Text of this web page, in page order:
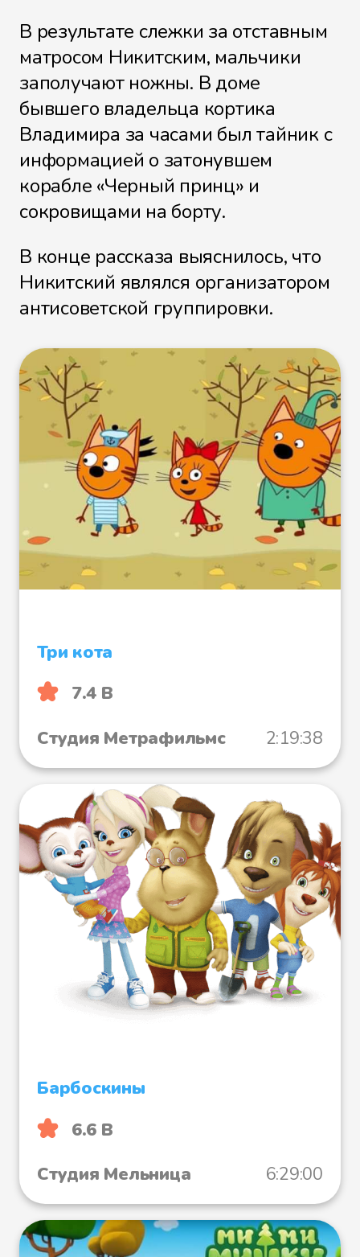
В результате слежки за отставным
матросом Никитским, мальчики
заполучают ножны. В доме
бывшего владельца кортика
Владимира за часами был тайник с
информацией о затонувшем
корабле «Черный принц» и
сокровищами на борту.
В конце рассказа выяснилось, что
Никитский являлся организатором
антисоветской группировки.
Три кота
7.4 B
Студия Метрафильмс
2:19:38
Барбоскины
6.6 B
Студия Мельница
6:29:00